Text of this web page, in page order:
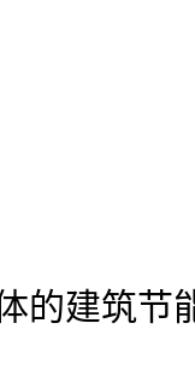
的建筑节